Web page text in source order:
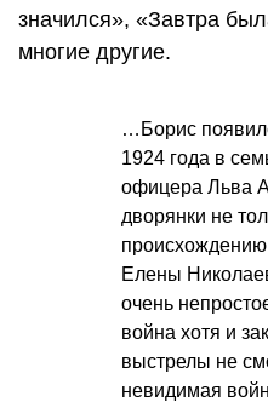
значился», «Завтра
многие другие.
…Борис
1924 года в
офицера Льва
дворянки не
Елены
очень
война хотя и
выстрелы не
невидимая